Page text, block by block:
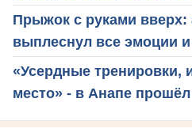
Прыжок с руками вверх:
выплеснул все эмоции
«Усердные тренировки,
место» - в Анапе